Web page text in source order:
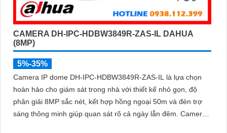
CAMERA DH-IPC-HDBW3849R-ZAS-IL DAHUA
(8MP)
5%-35%
Camera IP dome DH-IPC-HDBW3849R-ZAS-IL là lựa chọn
hoàn hảo cho giám sát trong nhà với thiết kế nhỏ gọn, độ
phân giải 8MP sắc nét, kết hợp hồng ngoại 50m và đèn trợ
sáng thông minh giúp quan sát rõ cả ngày lẫn đêm. Camera